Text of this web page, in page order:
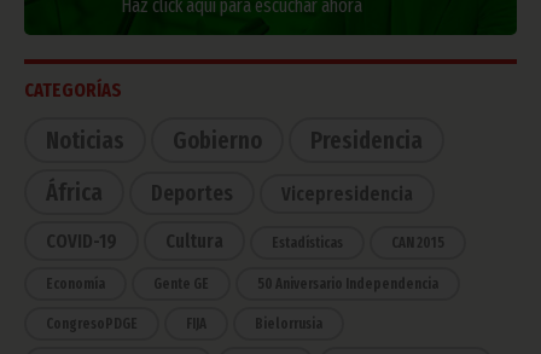
Haz click aquí para escuchar ahora
CATEGORÍAS
Noticias Gobierno
Presidencia
África
Deportes Vicepresidencia
COVID-19 Cultura Estadísticas CAN 2015
Economía Gente GE 50 Aniversario Independencia
CongresoPDGE FIJA Bielorrusia